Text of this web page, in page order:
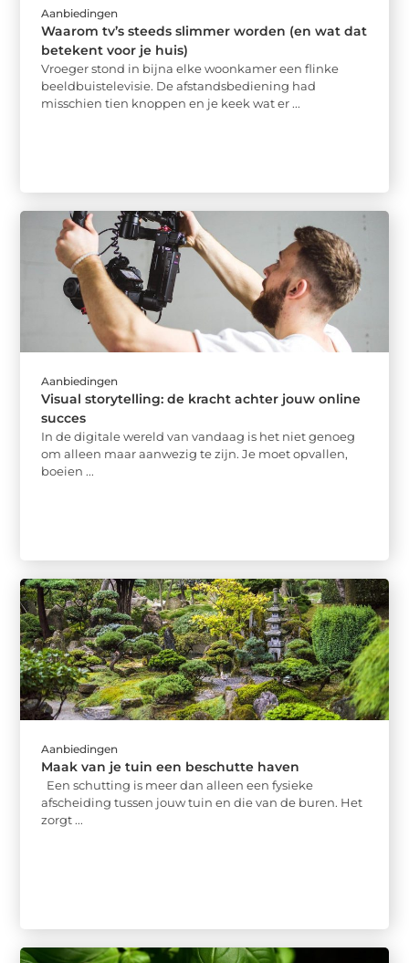
Aanbiedingen
Waarom tv’s steeds slimmer worden (en wat dat
betekent voor je huis)
Vroeger stond in bijna elke woonkamer een flinke
beeldbuistelevisie. De afstandsbediening had
misschien tien knoppen en je keek wat er ...
Aanbiedingen
Visual storytelling: de kracht achter jouw online
succes
In de digitale wereld van vandaag is het niet genoeg
om alleen maar aanwezig te zijn. Je moet opvallen,
boeien ...
Aanbiedingen
Maak van je tuin een beschutte haven
Een schutting is meer dan alleen een fysieke
afscheiding tussen jouw tuin en die van de buren. Het
zorgt ...